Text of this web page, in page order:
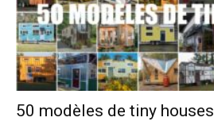
50 modèles de tiny houses